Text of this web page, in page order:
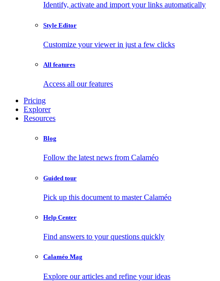
Identify, activate and import your links automatically
Style Editor
Customize your viewer in just a few clicks
All features
Access all our features
Pricing
Explorer
Resources
Blog
Follow the latest news from Calaméo
Guided tour
Pick up this document to master Calaméo
Help Center
Find answers to your questions quickly
Calaméo Mag
Explore our articles and refine your ideas